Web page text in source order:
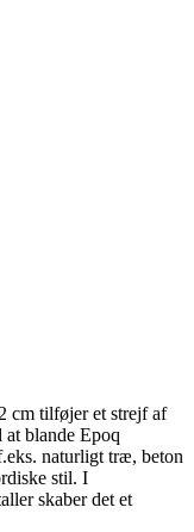
cm tilføjer et strejf af
at blande Epoq
naturligt træ, beton
stil. I
skaber det et